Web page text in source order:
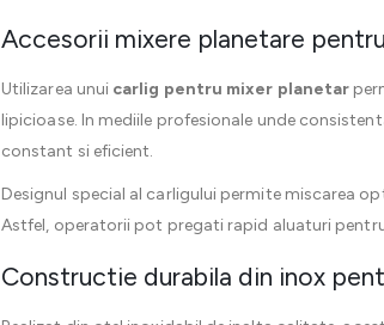
Accesorii mixere planetare
Utilizarea unui carlig pentru mixer planetar
lipicioase. In mediile profesionale unde
constant si eficient.
Designul special al carligului permite miscarea
Astfel, operatorii pot pregati rapid aluaturi
Constructie durabila din inox